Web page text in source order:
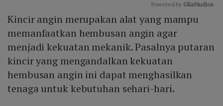
Mute
Powered by GliaStudios
Kincir angin merupakan alat yang mampu
memanfaatkan hembusan angin agar
menjadi kekuatan mekanik. Pasalnya putaran
kincir yang mengandalkan kekuatan
hembusan angin ini dapat menghasilkan
tenaga untuk kebutuhan sehari-hari.